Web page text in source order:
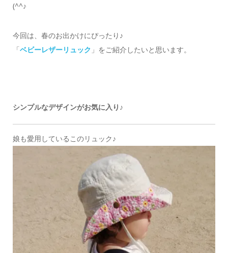
(^^♪
今回は、春のお出かけにぴったり♪
「ベビーレザーリュック 」をご紹介したいと思います。
シンプルなデザインがお気に入り♪
娘も愛用しているこのリュック♪